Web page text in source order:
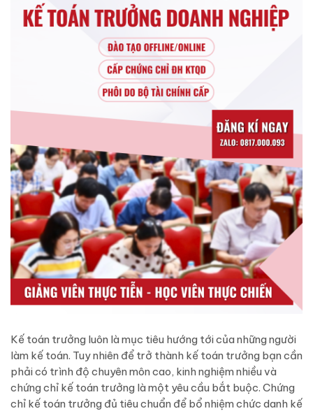
Kế toán trưởng luôn là mục tiêu hướng tới của những người
làm kế toán. Tuy nhiên để trở thành kế toán trưởng bạn cần
phải có trình độ chuyên môn cao, kinh nghiệm nhiều và
chứng chỉ kế toán trưởng là một yêu cầu bắt buộc. Chứng
chỉ kế toán trưởng đủ tiêu chuẩn để bổ nhiệm chức danh kế